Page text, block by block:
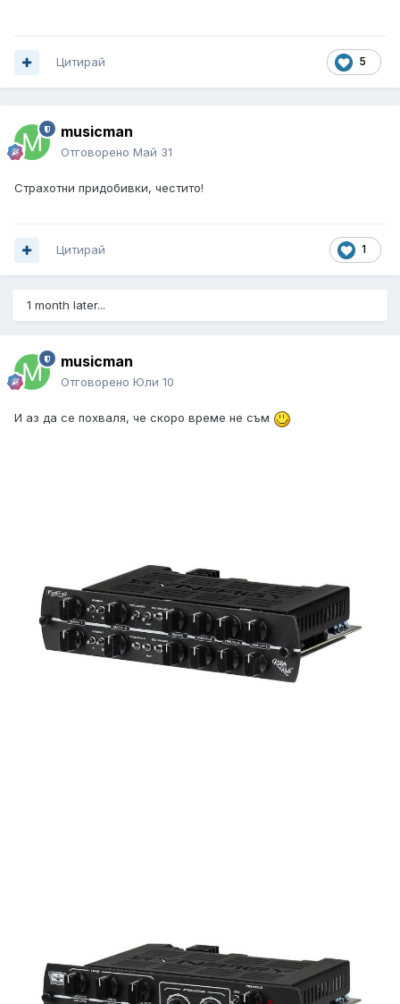
5
Цитирай
musicman
Отговорено Май 31
Страхотни придобивки, честито!
1
Цитирай
1 month later...
musicman
Отговорено Юли 10
И аз да се похваля, че скоро време не съм